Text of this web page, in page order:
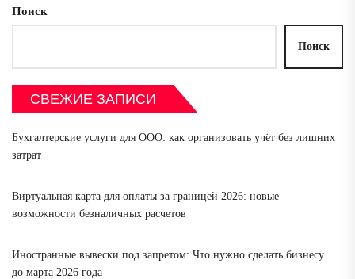
Поиск
Поиск
СВЕЖИЕ ЗАПИСИ
Бухгалтерские услуги для ООО: как организовать учёт без лишних
затрат
Виртуальная карта для оплаты за границей 2026: новые
возможности безналичных расчетов
Иностранные вывески под запретом: Что нужно сделать бизнесу
до марта 2026 года